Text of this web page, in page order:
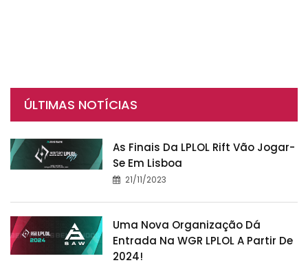
ÚLTIMAS NOTÍCIAS
As Finais Da LPLOL Rift Vão Jogar-
Se Em Lisboa
21/11/2023
Uma Nova Organização Dá
Entrada Na WGR LPLOL A Partir De
2024!